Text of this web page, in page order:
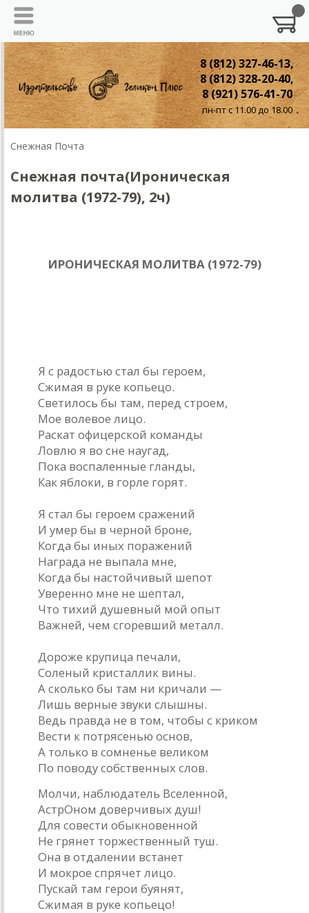
8 (812) 327-46-13,
8 (812) 328-20-40,
8 (921) 576-41-70
пн-пт с 11.00 до 18.00
Снежная Почта
Cнежная почта(Ироническая
молитва (1972-79), 2ч)
ИРОНИЧЕСКАЯ МОЛИТВА (1972-79)
Я с радостью стал бы героем,
Сжимая в руке копьецо.
Светилось бы там, перед строем,
Мое волевое лицо.
Раскат офицерской команды
Ловлю я во сне наугад,
Пока воспаленные гланды,
Как яблоки, в горле горят.
Я стал бы героем сражений
И умер бы в черной броне,
Когда бы иных поражений
Награда не выпала мне,
Когда бы настойчивый шепот
Уверенно мне не шептал,
Что тихий душевный мой опыт
Важней, чем сгоревший металл.
Дороже крупица печали,
Соленый кристаллик вины.
А сколько бы там ни кричали —
Лишь верные звуки слышны.
Ведь правда не в том, чтобы с криком
Вести к потрясенью основ,
А только в сомненье великом
По поводу собственных слов.
Молчи, наблюдатель Вселенной,
АстрОном доверчивых душ!
Для совести обыкновенной
Не грянет торжественный туш.
Она в отдалении встанет
И мокрое спрячет лицо.
Пускай там герои буянят,
Сжимая в руке копьецо!